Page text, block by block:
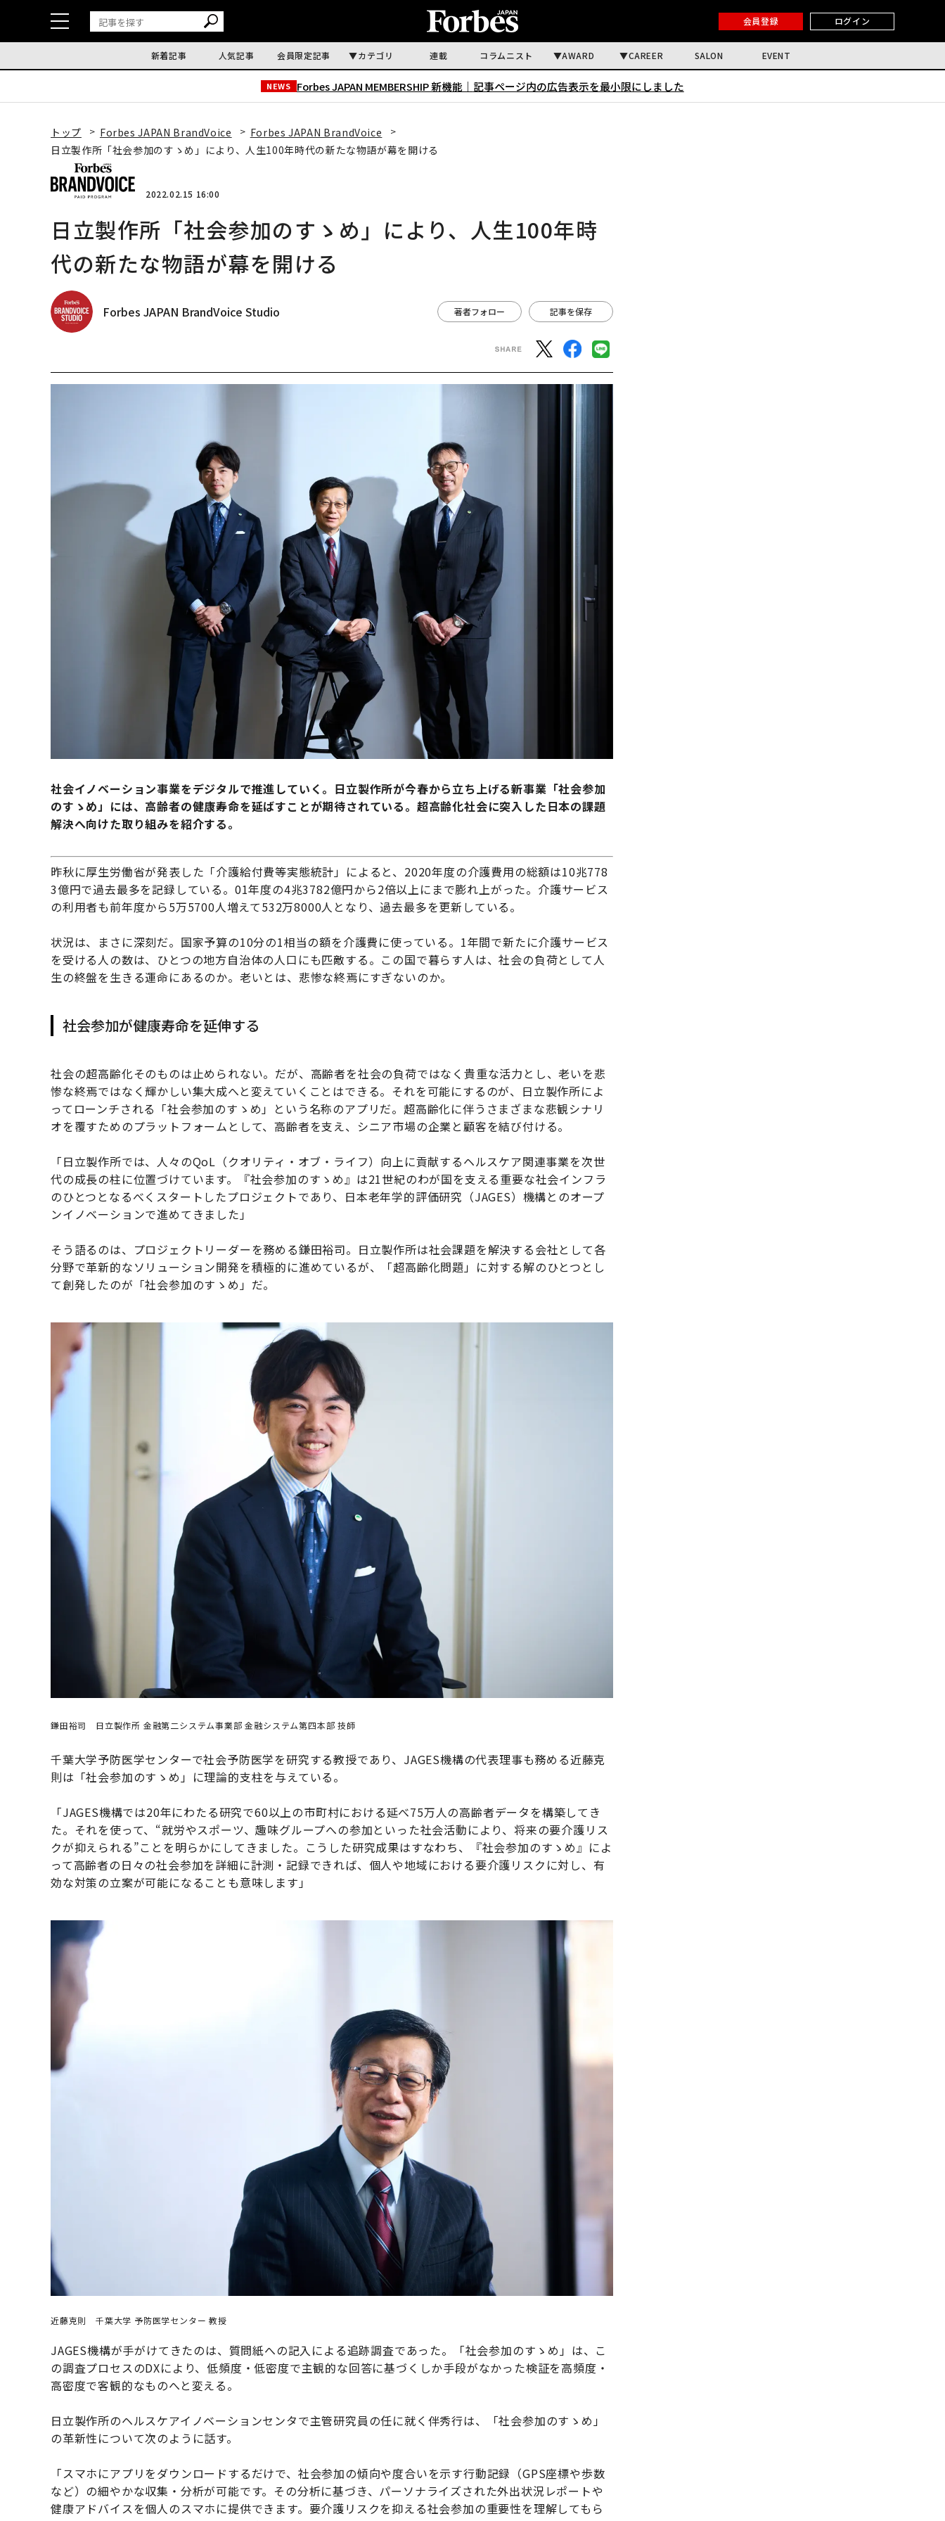
会員登録 ログイン
新着記事 人気記事 会員限定記事 カテゴリ 連載 コラムニスト AWARD CAREER SALON EVENT
NEWS Forbes JAPAN MEMBERSHIP 新機能｜ 記事ページ内の広告表示を最小限にしました
トップ Forbes JAPAN BrandVoice
Forbes JAPAN BrandVoice
日立製作所「社会参加のすゝめ」により、人生100年時代の新たな物語が幕を開ける
2022.02.15 16:00
日立製作所「社会参加のすゝめ」により、人生100年時
代の新たな物語が幕を開ける
Forbes JAPAN BrandVoice Studio 著者フォロー 記事を保存
社会イノベーション事業をデジタルで推進していく。日立製作所が今春から立ち上げる新事業「社会参加
のすゝめ」には、高齢者の健康寿命を延ばすことが期待されている。超高齢化社会に突入した日本の課題
解決へ向けた取り組みを紹介する。
昨秋に厚生労働省が発表した「介護給付費等実態統計」によると、2020年度の介護費用の総額は10兆778
3億円で過去最多を記録している。01年度の4兆3782億円から2倍以上にまで膨れ上がった。介護サービス
の利用者も前年度から5万5700人増えて532万8000人となり、過去最多を更新している。
状況は、まさに深刻だ。国家予算の10分の1相当の額を介護費に使っている。1年間で新たに介護サービス
を受ける人の数は、ひとつの地方自治体の人口にも匹敵する。この国で暮らす人は、社会の負荷として人
生の終盤を生きる運命にあるのか。老いとは、悲惨な終焉にすぎないのか。
社会参加が健康寿命を延伸する
社会の超高齢化そのものは止められない。だが、高齢者を社会の負荷ではなく貴重な活力とし、老いを悲
惨な終焉ではなく輝かしい集大成へと変えていくことはできる。それを可能にするのが、日立製作所によ
ってローンチされる「社会参加のすゝめ」という名称のアプリだ。超高齢化に伴うさまざまな悲観シナリ
オを覆すためのプラットフォームとして、高齢者を支え、シニア市場の企業と顧客を結び付ける。
「日立製作所では、人々のQoL（クオリティ・オブ・ライフ）向上に貢献するヘルスケア関連事業を次世
代の成長の柱に位置づけています。『社会参加のすゝめ』は21世紀のわが国を支える重要な社会インフラ
のひとつとなるべくスタートしたプロジェクトであり、日本老年学的評価研究（JAGES）機構とのオープ
ンイノベーションで進めてきました」
そう語るのは、プロジェクトリーダーを務める鎌田裕司。日立製作所は社会課題を解決する会社として各
分野で革新的なソリューション開発を積極的に進めているが、「超高齢化問題」に対する解のひとつとし
て創発したのが「社会参加のすゝめ」だ。
鎌田裕司 日立製作所 金融第二システム事業部 金融システム第四本部 技師
千葉大学予防医学センターで社会予防医学を研究する教授であり、JAGES機構の代表理事も務める近藤克
則は「社会参加のすゝめ」に理論的支柱を与えている。
「JAGES機構では20年にわたる研究で60以上の市町村における延べ75万人の高齢者データを構築してき
た。それを使って、“就労やスポーツ、趣味グループへの参加といった社会活動により、将来の要介護リス
クが抑えられる”ことを明らかにしてきました。こうした研究成果はすなわち、『社会参加のすゝめ』によ
って高齢者の日々の社会参加を詳細に計測・記録できれば、個人や地域における要介護リスクに対し、有
効な対策の立案が可能になることも意味します」
近藤克則 千葉大学 予防医学センター 教授
JAGES機構が手がけてきたのは、質問紙への記入による追跡調査であった。「社会参加のすゝめ」は、こ
の調査プロセスのDXにより、低頻度・低密度で主観的な回答に基づくしか手段がなかった検証を高頻度・
高密度で客観的なものへと変える。
日立製作所のヘルスケアイノベーションセンタで主管研究員の任に就く伴秀行は、「社会参加のすゝめ」
の革新性について次のように話す。
「スマホにアプリをダウンロードするだけで、社会参加の傾向や度合いを示す行動記録（GPS座標や歩数
など）の細やかな収集・分析が可能です。その分析に基づき、パーソナライズされた外出状況レポートや
健康アドバイスを個人のスマホに提供できます。要介護リスクを抑える社会参加の重要性を理解してもら